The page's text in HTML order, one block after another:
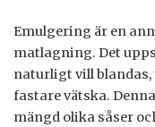
Emulgering är en
matlagning. Det
naturligt vill
fastare vätska.
mängd olika såser